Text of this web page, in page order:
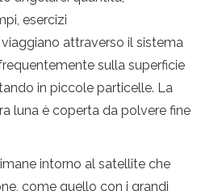
esercizi
attraverso il sistema
sulla superficie
in piccole particelle. La
luna è coperta da polvere fine
intorno al satellite che
come quello con i grandi